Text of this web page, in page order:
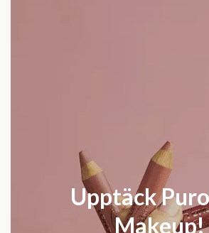
Upptäck
Makeup!